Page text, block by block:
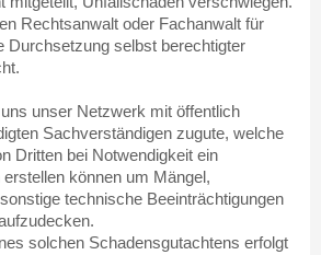
Rechtsanwalt oder Fachanwalt für
Durchsetzung selbst berechtigter
unser Netzwerk mit öffentlich
Sachverständigen zugute, welche
Dritten bei Notwendigkeit ein
können um Mängel,
technische Beeinträchtigungen
solchen Schadensgutachtens erfolgt